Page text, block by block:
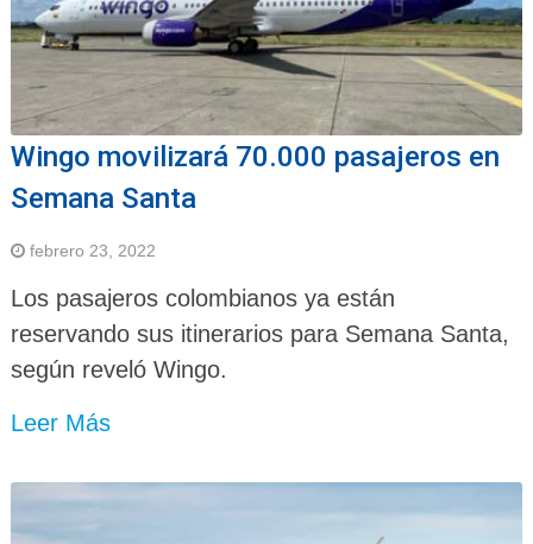
Wingo movilizará 70.000 pasajeros en
Semana Santa
febrero 23, 2022
Los pasajeros colombianos ya están
reservando sus itinerarios para Semana Santa,
según reveló Wingo.
Leer Más